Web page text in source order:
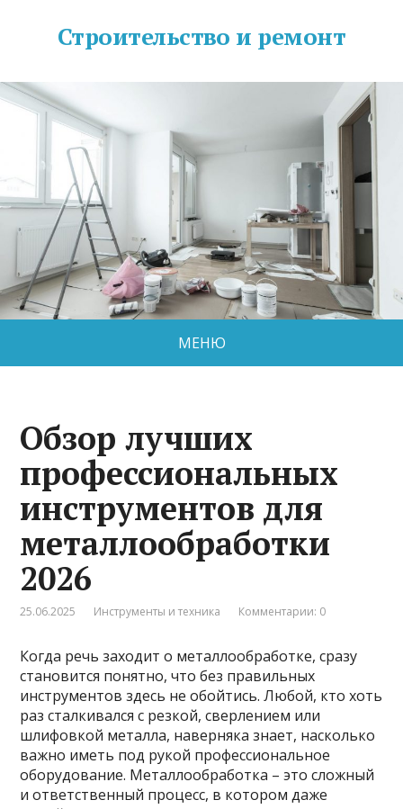
Строительство и ремонт
МЕНЮ
Обзор лучших
профессиональных
инструментов для
металлообработки
2026
25.06.2025 Инструменты и техника Комментарии: 0
Когда речь заходит о металлообработке, сразу
становится понятно, что без правильных
инструментов здесь не обойтись. Любой, кто хоть
раз сталкивался с резкой, сверлением или
шлифовкой металла, наверняка знает, насколько
важно иметь под рукой профессиональное
оборудование. Металлообработка – это сложный
и ответственный процесс, в котором даже